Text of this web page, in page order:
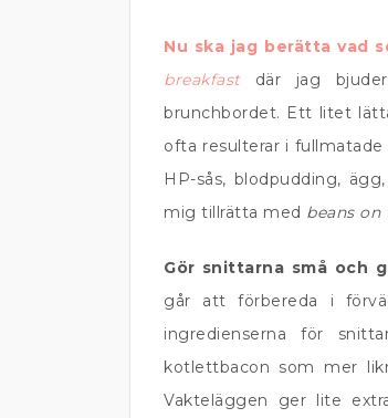
Nu ska jag berätta vad
breakfastdär jag bjuder
brunchbordet. Ett litet
ofta resulterar i
HP-sås, blodpudding,
mig tillrätta med beans on
Gör snittarna små och
går att förbereda i
ingredienserna för
kotlettbacon som mer
Vakteläggen ger lite